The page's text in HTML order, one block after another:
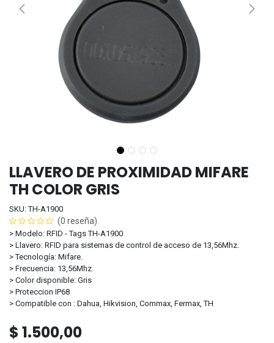
LLAVERO DE PROXIMIDAD MIFARE
TH COLOR GRIS
SKU: TH-A1900
(0 reseña)
> Modelo: RFID - Tags TH-A1900
> Llavero: RFID para sistemas de control de acceso de 13,56Mhz.
> Tecnología: Mifare.
> Frecuencia: 13,56Mhz.
> Color disponible: Gris
> Proteccion IP68
> Compatible con : Dahua, Hikvision, Commax, Fermax, TH
$ 1.500,00